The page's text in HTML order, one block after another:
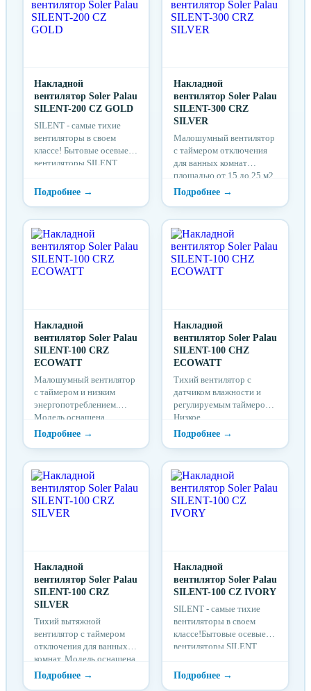
Накладной
вентилятор Soler Palau
SILENT-200 CZ GOLD
SILENT - самые тихие
вентиляторы в своем
классе! Бытовые осевые
вентиляторы SILENT,
для вентиляции ванн...
Накладной
вентилятор Soler Palau
SILENT-300 CRZ
SILVER
Малошумный вентилятор
с таймером отключения
для ванных комнат
площадью от 15 до 25 м2.
Модель оснащена
регулируемым ...
Накладной
вентилятор Soler Palau
SILENT-100 CRZ
ECOWATT
Малошумный вентилятор
с таймером и низким
энергопотреблением.
Модель оснащена
регулируемым таймером
отключения (1-30...
Накладной
вентилятор Soler Palau
SILENT-100 CHZ
ECOWATT
Тихий вентилятор с
датчиком влажности и
регулируемым таймером.
Низкое
энергопотребление!
Модель оснащена
Накладной
вентилятор Soler Palau
SILENT-100 CRZ
SILVER
Тихий вытяжной
вентилятор с таймером
отключения для ванных
комнат. Модель оснащена
регулируемым таймером
отключения ...
Накладной
вентилятор Soler Palau
SILENT-100 CZ IVORY
SILENT - самые тихие
вентиляторы в своем
классе!Бытовые осевые
вентиляторы SILENT,
для вентиляции ванн...